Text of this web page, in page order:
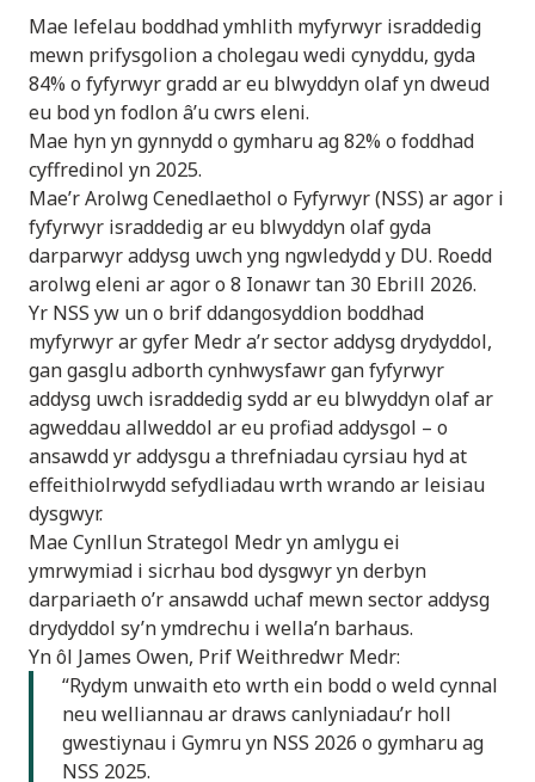
Mae lefelau boddhad ymhlith myfyrwyr israddedig
mewn prifysgolion a cholegau wedi cynyddu, gyda
84% o fyfyrwyr gradd ar eu blwyddyn olaf yn dweud
eu bod yn fodlon â’u cwrs eleni.
Mae hyn yn gynnydd o gymharu ag 82% o foddhad
cyffredinol yn 2025.
Mae’r Arolwg Cenedlaethol o Fyfyrwyr (NSS) ar agor i
fyfyrwyr israddedig ar eu blwyddyn olaf gyda
darparwyr addysg uwch yng ngwledydd y DU. Roedd
arolwg eleni ar agor o 8 Ionawr tan 30 Ebrill 2026.
Yr NSS yw un o brif ddangosyddion boddhad
myfyrwyr ar gyfer Medr a’r sector addysg drydyddol,
gan gasglu adborth cynhwysfawr gan fyfyrwyr
addysg uwch israddedig sydd ar eu blwyddyn olaf ar
agweddau allweddol ar eu profiad addysgol – o
ansawdd yr addysgu a threfniadau cyrsiau hyd at
effeithiolrwydd sefydliadau wrth wrando ar leisiau
dysgwyr.
Mae Cynllun Strategol Medr yn amlygu ei
ymrwymiad i sicrhau bod dysgwyr yn derbyn
darpariaeth o’r ansawdd uchaf mewn sector addysg
drydyddol sy’n ymdrechu i wella’n barhaus.
Yn ôl James Owen, Prif Weithredwr Medr:
“Rydym unwaith eto wrth ein bodd o weld cynnal
neu welliannau ar draws canlyniadau’r holl
gwestiynau i Gymru yn NSS 2026 o gymharu ag
NSS 2025.